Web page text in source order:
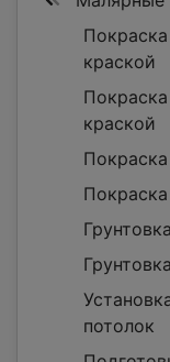
краской
краской
потолок